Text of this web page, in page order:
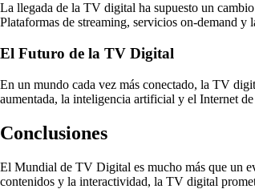
La llegada de la TV digital ha supuesto un
Plataformas de streaming, servicios on-demand
El Futuro de la TV Digital
En un mundo cada vez más conectado, la TV
aumentada, la inteligencia artificial y el Internet
Conclusiones
El Mundial de TV Digital es mucho más que un
contenidos y la interactividad, la TV digital